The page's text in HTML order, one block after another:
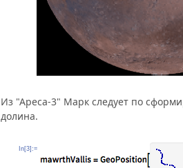
Из "Ареса-3" Марк следует по
долина.
In[3]:=